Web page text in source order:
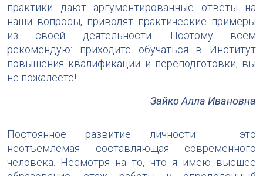
практики дают аргументированные ответы на
наши вопросы, приводят практические примеры
из своей деятельности. Поэтому всем
рекомендую: приходите обучаться в Институт
повышения квалификации и переподготовки, вы
не пожалеете!
Зайко Алла Ивановна
Постоянное развитие личности – это
неотъемлемая составляющая современного
человека. Несмотря на то, что я имею высшее